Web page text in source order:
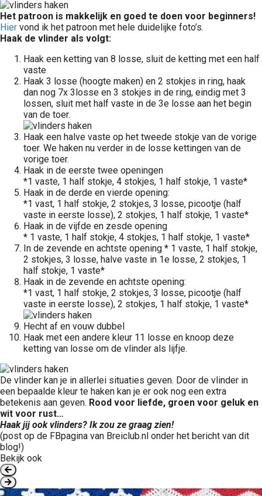
Het patroon is makkelijk en goed te doen voor beginners!
Hier vond ik het patroon met hele duidelijke foto’s.
Haak de vlinder als volgt:
Haak een ketting van 8 losse, sluit de ketting met een half
vaste
Haak 3 losse (hoogte maken) en 2 stokjes in ring, haak
dan nog 7x 3losse en 3 stokjes in de ring, eindig met 3
lossen, sluit met half vaste in de 3e losse aan het begin
van de toer.
Haak een halve vaste op het tweede stokje van de vorige
toer. We haken nu verder in de losse kettingen van de
vorige toer.
Haak in de eerste twee openingen
*1 vaste, 1 half stokje, 4 stokjes, 1 half stokje, 1 vaste*
Haak in de derde en vierde opening:
*1 vast, 1 half stokje, 2 stokjes, 3 losse, picootje (half
vaste in eerste losse), 2 stokjes, 1 half stokje, 1 vaste*
Haak in de vijfde en zesde opening
* 1 vaste, 1 half stokje, 4 stokjes, 1 half stokje, 1 vaste*
In de zevende en achtste opening * 1 vaste, 1 half stokje,
2 stokjes, 3 losse, halve vaste in 1e losse, 2 stokjes, 1
half stokje, 1 vaste*
Haak in de zevende en achtste opening:
*1 vast, 1 half stokje, 2 stokjes, 3 losse, picootje (half
vaste in eerste losse), 2 stokjes, 1 half stokje, 1 vaste*
Hecht af en vouw dubbel
Haak met een andere kleur 11 losse en knoop deze
ketting van losse om de vlinder als lijfje.
De vlinder kan je in allerlei situaties geven. Door de vlinder in
een bepaalde kleur te haken kan je er ook nog een extra
betekenis aan geven. Rood voor liefde, groen voor geluk en
wit voor rust…
Haak jij ook vlinders? Ik zou ze graag zien!
(post op de FBpagina van Breiclub.nl onder het bericht van dit
blog!)
Bekijk ook